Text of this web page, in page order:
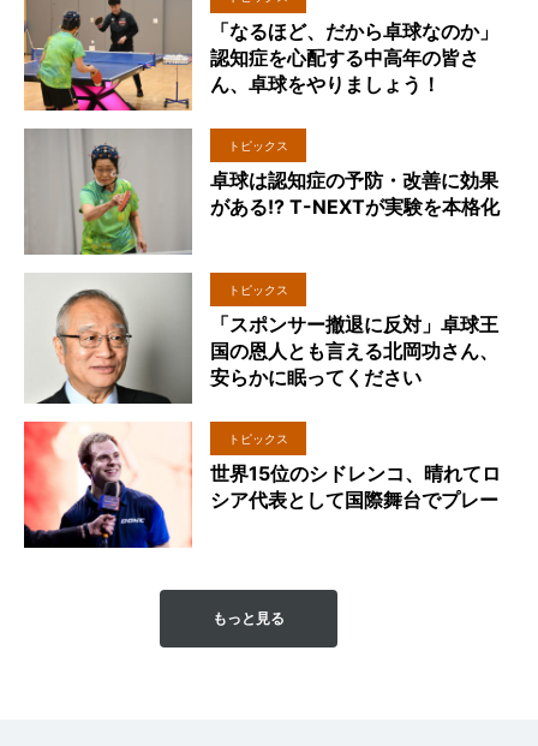
「なるほど、だから卓球なのか」
認知症を心配する中高年の皆さ
ん、卓球をやりましょう！
トピックス
卓球は認知症の予防・改善に効果
がある!? T-NEXTが実験を本格化
トピックス
「スポンサー撤退に反対」卓球王
国の恩人とも言える北岡功さん、
安らかに眠ってください
トピックス
世界15位のシドレンコ、晴れてロ
シア代表として国際舞台でプレー
もっと見る